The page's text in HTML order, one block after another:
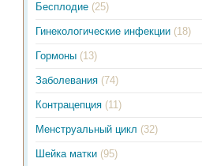
Бесплодие (25)
Гинекологические инфекции (18)
Гормоны (13)
Заболевания (74)
Контрацепция (11)
Менструальный цикл (32)
Шейка матки (95)